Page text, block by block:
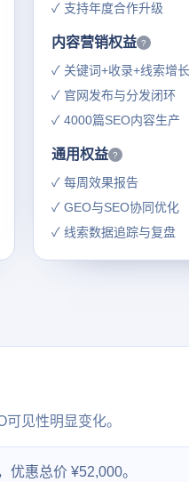
✓ 支持年度合作升级
内容营销权益 ?
✓ 关键词+收录+线索增长
✓ 官网发布与分发闭环
✓ 4000篇SEO内容生产
通用权益 ?
✓ 每周效果报告
✓ GEO与SEO协同优化
✓ 线索数据追踪与复盘
见性明显变化。
惠总价 ¥52,000。